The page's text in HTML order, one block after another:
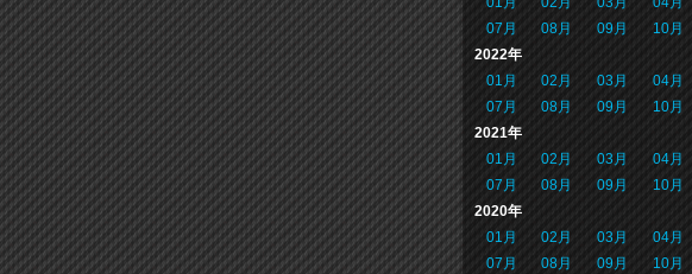
07月
08月 09月 10月
2022年
01月
02月 03月 04月
07月
08月 09月 10月
2021年
01月
02月 03月 04月
07月
08月 09月 10月
2020年
01月
02月 03月 04月
07月
08月 09月 10月